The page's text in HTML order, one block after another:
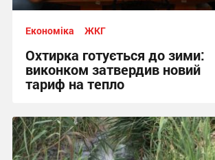
Економіка ЖКГ
Охтирка готується до зими:
виконком затвердив новий
тариф на тепло
18:57, 22.07.2026